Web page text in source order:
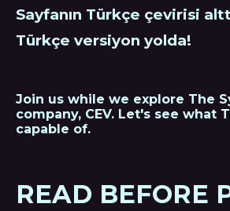
Sayfanın Türkçe çevirisi
Türkçe versiyon yolda!
Join us while we explore The
company, CEV. Let's see what
capable of.
READ BEFORE